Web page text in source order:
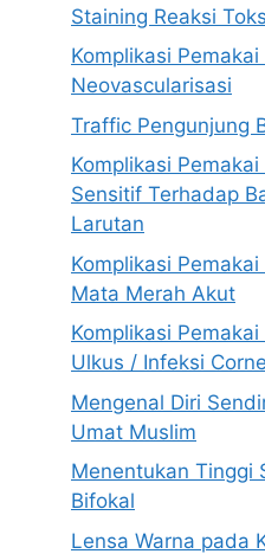
Staining Reaksi
Komplikasi
Neovascularisasi
Traffic Pengunjung
Komplikasi
Sensitif Terhadap
Larutan
Komplikasi
Mata Merah Akut
Komplikasi
Ulkus / Infeksi
Mengenal Diri
Umat Muslim
Menentukan Tinggi
Bifokal
Lensa Warna pada